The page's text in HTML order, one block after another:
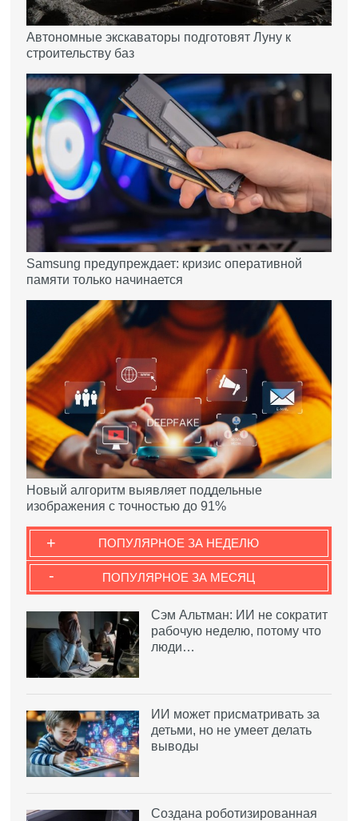
Автономные экскаваторы подготовят Луну к
строительству баз
Samsung предупреждает: кризис оперативной
памяти только начинается
Новый алгоритм выявляет поддельные
изображения с точностью до 91%
ПОПУЛЯРНОЕ ЗА НЕДЕЛЮ
+
ПОПУЛЯРНОЕ ЗА МЕСЯЦ
-
Сэм Альтман: ИИ не сократит
рабочую неделю, потому что
люди…
ИИ может присматривать за
детьми, но не умеет делать
выводы
Создана роботизированная